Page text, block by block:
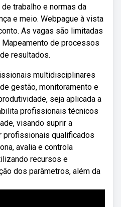
trabalho e normas da
e meio. Webpague à vista
As vagas são limitadas
de processos
resultados.
multidisciplinares
gestão, monitoramento e
seja aplicada a
profissionais técnicos
visando suprir a
profissionais qualificados
avalia e controla
recursos e
dos parâmetros, além da